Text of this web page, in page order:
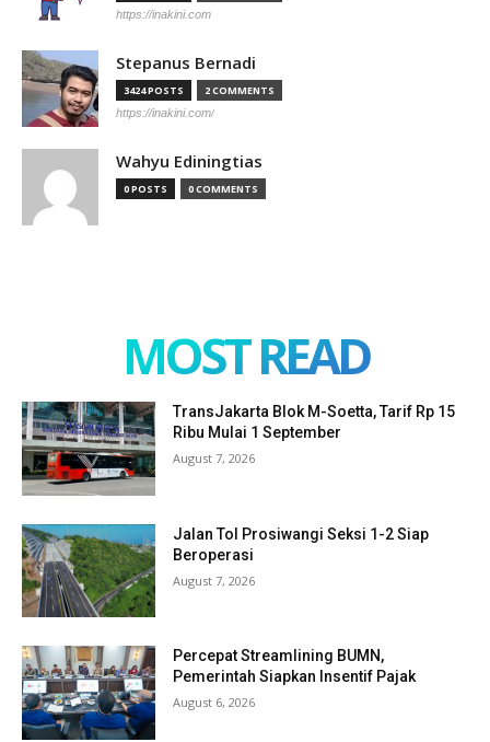
https://inakini.com
Stepanus Bernadi
3424 POSTS 2 COMMENTS
https://inakini.com/
Wahyu Ediningtias
0 POSTS 0 COMMENTS
MOST READ
TransJakarta Blok M-Soetta, Tarif Rp 15
Ribu Mulai 1 September
August 7, 2026
Jalan Tol Prosiwangi Seksi 1-2 Siap
Beroperasi
August 7, 2026
Percepat Streamlining BUMN,
Pemerintah Siapkan Insentif Pajak
August 6, 2026